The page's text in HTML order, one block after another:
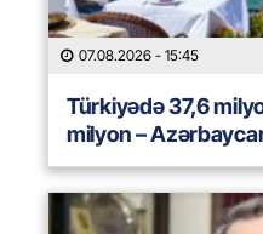
07.08.2026 - 15:45
Türkiyədə 37,6
milyon –